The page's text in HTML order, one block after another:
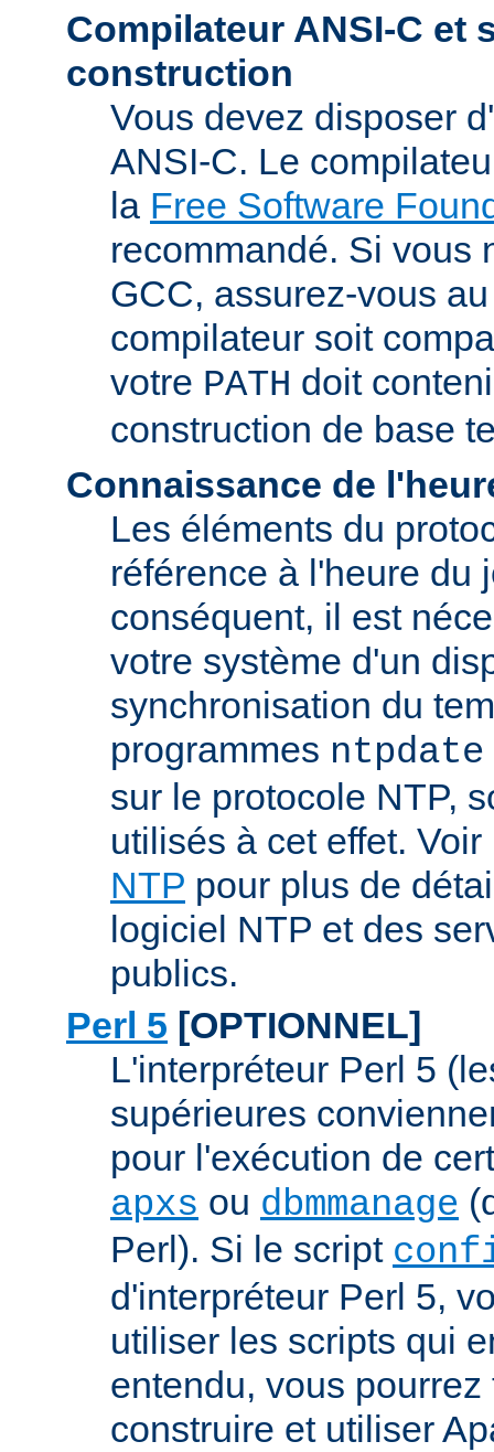
Compilateur ANSI-C et
construction
Vous devez disposer
ANSI-C. Le
la Free Software
recommandé. Si vous
GCC, assurez-vous
compilateur soit
votre PATH doit
construction de base
Connaissance de
Les éléments du
référence à l'heure du
conséquent, il est
votre système d'un
synchronisation du
programmes ntpdate
sur le protocole NTP,
utilisés à cet effet.
NTP pour plus de
logiciel NTP et des
publics.
Perl 5 [OPTIONNEL]
L'interpréteur Perl 5
supérieures
pour l'exécution de
apxs ou dbmmanage
Perl). Si le script
d'interpréteur Perl 5,
utiliser les scripts qui
entendu, vous
construire et utiliser